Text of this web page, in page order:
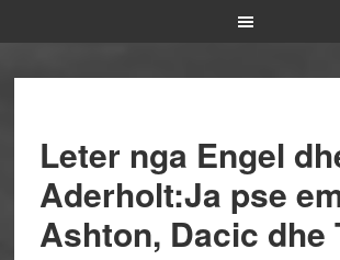
Leter nga Engel
Aderholt:Ja pse
Ashton, Dacic dhe